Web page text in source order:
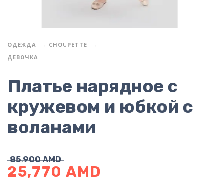
ОДЕЖДА
CHOUPETTE
ДЕВОЧКА
Платье нарядное с
кружевом и юбкой с
воланами
85,900AMD
25,770 AMD